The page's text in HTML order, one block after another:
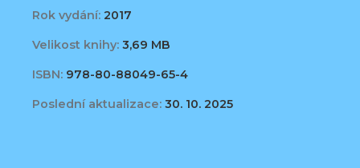
Rok vydání: 2017
Velikost knihy: 3,69 MB
ISBN: 978-80-88049-65-4
Poslední aktualizace: 30. 10. 2025